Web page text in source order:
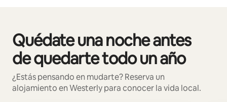
Quédate una noche antes
de quedarte todo un año
¿Estás pensando en mudarte? Reserva un
alojamiento en Westerly para conocer la vida local.
Se muestran0 de 0 elementos